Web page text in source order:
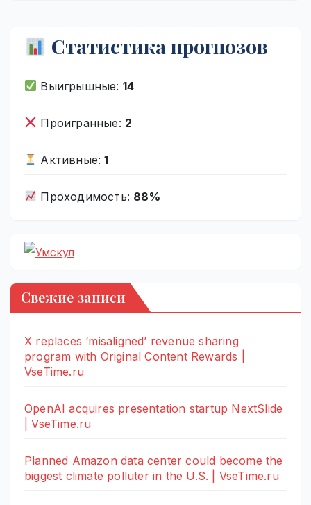
Статистика прогнозов
Выигрышные: 14
Проигранные: 2
Активные:1
Проходимость: 88%
Свежие записи
X replaces ‘misaligned’ revenue sharing
program with Original Content Rewards |
VseTime.ru
OpenAI acquires presentation startup NextSlide
| VseTime.ru
Planned Amazon data center could become the
biggest climate polluter in the U.S. | VseTime.ru